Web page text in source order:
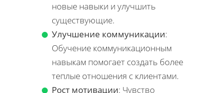
новые навыки и улучшить
существующие.
Улучшение коммуникации:
Обучение коммуникационным
навыкам помогает создать более
теплые отношения с клиентами.
Рост мотивации: Чувство